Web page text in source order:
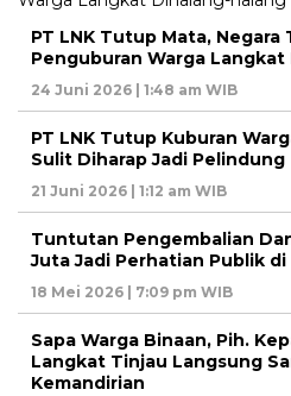
PT LNK Tutup Mata, Negara
Penguburan Warga
24 Juni 2026 | 1:48 am WIB
PT LNK Tutup Kuburan
Sulit Diharap Jadi Pelindung
21 Juni 2026 | 1:12 am WIB
Tuntutan Pengembalian
Juta Jadi Perhatian Publik
18 Mei 2026 | 7:09 pm WIB
Sapa Warga Binaan, Pih.
Langkat Tinjau Langsung
Kemandirian